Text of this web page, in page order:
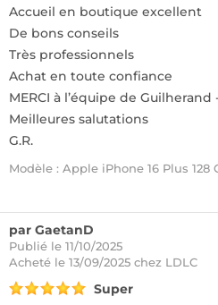
Accueil en boutique excellent
De bons conseils
Très professionnels
Achat en toute confiance
MERCI à l’équipe de Guilherand
Meilleures salutations
G.R.
Modèle : Apple iPhone 16 Plus 128
par GaetanD
Publié le 11/10/2025
Acheté le 13/09/2025 chez LDLC
Super